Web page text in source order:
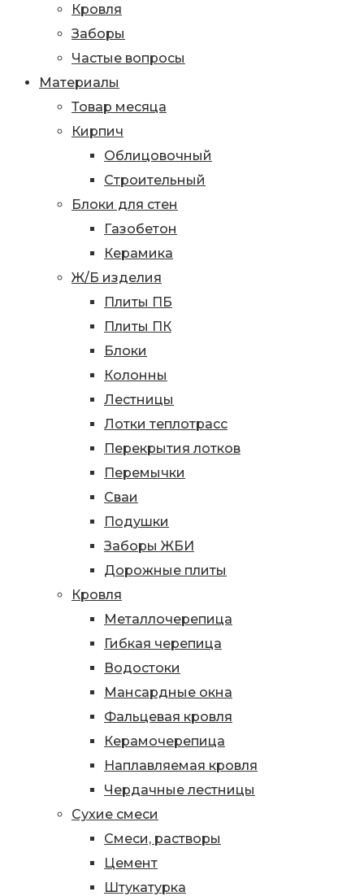
Кровля
Заборы
Частые вопросы
Материалы
Товар месяца
Кирпич
Облицовочный
Строительный
Блоки для стен
Газобетон
Керамика
Ж/Б изделия
Плиты ПБ
Плиты ПК
Блоки
Колонны
Лестницы
Лотки теплотрасс
Перекрытия лотков
Перемычки
Сваи
Подушки
Заборы ЖБИ
Дорожные плиты
Кровля
Металлочерепица
Гибкая черепица
Водостоки
Мансардные окна
Фальцевая кровля
Керамочерепица
Наплавляемая кровля
Чердачные лестницы
Сухие смеси
Смеси, растворы
Цемент
Штукатурка